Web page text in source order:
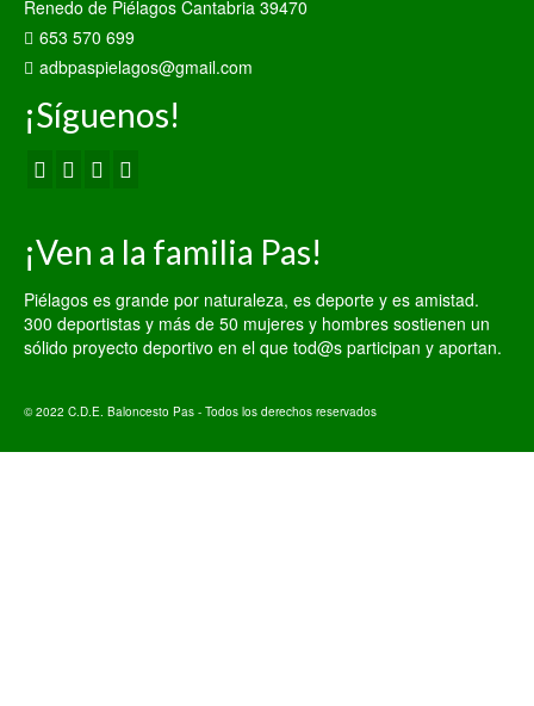
Renedo de Piélagos Cantabria 39470
653 570 699
adbpaspielagos@gmail.com
¡Síguenos!
¡Ven a la familia Pas!
Piélagos es grande por naturaleza, es deporte y es amistad.
300 deportistas y más de 50 mujeres y hombres sostienen un
sólido proyecto deportivo en el que tod@s participan y aportan.
© 2022 C.D.E. Baloncesto Pas - Todos los derechos reservados